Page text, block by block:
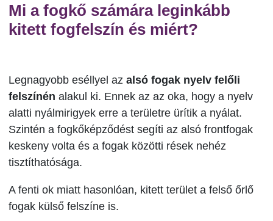
Mi a fogkő számára leginkább
kitett fogfelszín és miért?
Legnagyobb eséllyel az alsó fogak nyelv felőli
felszínén alakul ki. Ennek az az oka, hogy a nyelv
alatti nyálmirigyek erre a területre ürítik a nyálat.
Szintén a fogkőképződést segíti az alsó frontfogak
keskeny volta és a fogak közötti rések nehéz
tisztíthatósága.
A fenti ok miatt hasonlóan, kitett terület a felső őrlő
fogak külső felszíne is.